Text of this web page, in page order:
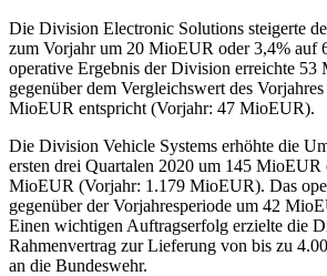
Die Division Electronic Solutions steigerte
zum Vorjahr um 20 MioEUR oder 3,4% auf
operative Ergebnis der Division erreichte 53
gegenüber dem Vergleichswert des
MioEUR entspricht (Vorjahr: 47 MioEUR).
Die Division Vehicle Systems erhöhte die
ersten drei Quartalen 2020 um 145 MioEUR
MioEUR (Vorjahr: 1.179 MioEUR). Das
gegenüber der Vorjahresperiode um 42
Einen wichtigen Auftragserfolg erzielte die
Rahmenvertrag zur Lieferung von bis zu
an die Bundeswehr.